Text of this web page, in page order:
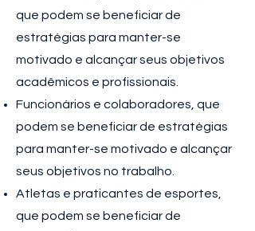
que podem se beneficiar de
estratégias para manter-se
motivado e alcançar seus objetivos
acadêmicos e profissionais.
Funcionários e colaboradores, que
podem se beneficiar de estratégias
para manter-se motivado e alcançar
seus objetivos no trabalho.
Atletas e praticantes de esportes,
que podem se beneficiar de